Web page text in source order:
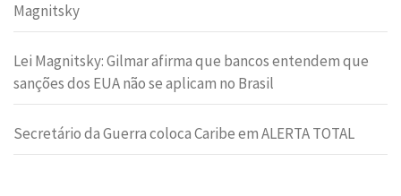
Magnitsky
Lei Magnitsky: Gilmar afirma que bancos entendem que
sanções dos EUA não se aplicam no Brasil
Secretário da Guerra coloca Caribe em ALERTA TOTAL